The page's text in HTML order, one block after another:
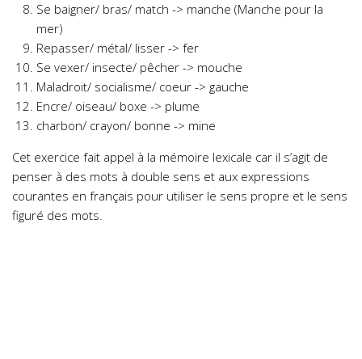
Se baigner/ bras/ match -> manche (Manche pour la
mer)
Repasser/ métal/ lisser -> fer
Se vexer/ insecte/ pêcher -> mouche
Maladroit/ socialisme/ coeur -> gauche
Encre/ oiseau/ boxe -> plume
charbon/ crayon/ bonne -> mine
Cet exercice fait appel à la mémoire lexicale car il s’agit de
penser à des mots à double sens et aux expressions
courantes en français pour utiliser le sens propre et le sens
figuré des mots.